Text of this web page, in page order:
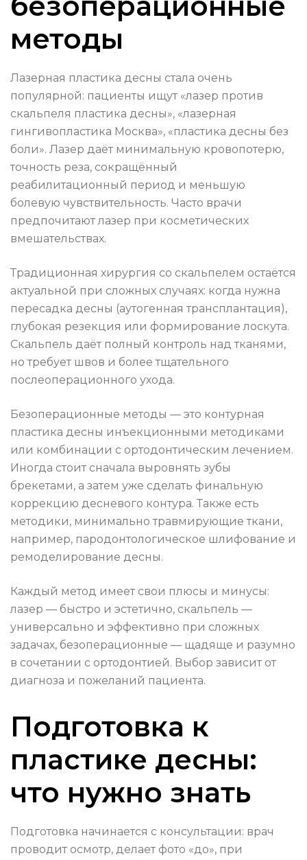
методы
Лазерная пластика десны стала очень
популярной: пациенты ищут «лазер против
скальпеля пластика десны», «лазерная
гингивопластика Москва», «пластика десны без
боли». Лазер даёт минимальную кровопотерю,
точность реза, сокращённый
реабилитационный период и меньшую
болевую чувствительность. Часто врачи
предпочитают лазер при косметических
вмешательствах.
Традиционная хирургия со скальпелем остаётся
актуальной при сложных случаях: когда нужна
пересадка десны (аутогенная трансплантация),
глубокая резекция или формирование лоскута.
Скальпель даёт полный контроль над тканями,
но требует швов и более тщательного
послеоперационного ухода.
Безоперационные методы — это контурная
пластика десны инъекционными методиками
или комбинации с ортодонтическим лечением.
Иногда стоит сначала выровнять зубы
брекетами, а затем уже сделать финальную
коррекцию десневого контура. Также есть
методики, минимально травмирующие ткани,
например, пародонтологическое шлифование и
ремоделирование десны.
Каждый метод имеет свои плюсы и минусы:
лазер — быстро и эстетично, скальпель —
универсально и эффективно при сложных
задачах, безоперационные — щадяще и разумно
в сочетании с ортодонтией. Выбор зависит от
диагноза и пожеланий пациента.
Подготовка к
пластике десны:
что нужно знать
Подготовка начинается с консультации: врач
проводит осмотр, делает фото «до», при